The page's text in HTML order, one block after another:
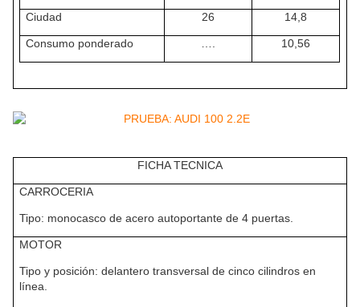
Ciudad 26 14,8
Consumo ponderado 10,56
FICHA TECNICA
CARROCERIA
Tipo: monocasco de acero autoportante de 4 puertas.
MOTOR
Tipo y posición: delantero transversal de cinco cilindros en
línea.